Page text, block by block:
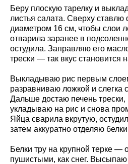
Беру плоскую тарелку и
листья салата. Сверху
диаметром 16 см, чтобы слои
отварила заранее в
остудила. Заправляю его
трески — так вкус становится
Выкладываю рис первым
разравниваю ложкой и
Дальше достаю печень
укладываю на рис и снова
Яйца сварила вкрутую,
затем аккуратно отделяю
Белки тру на крупной терке —
пушистыми, как снег. Высыпаю